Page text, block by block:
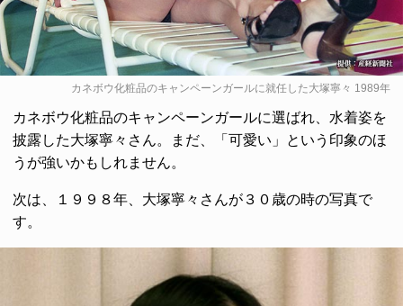
カネボウ化粧品のキャンペーンガールに就任した大塚寧々 1989年
カネボウ化粧品のキャンペーンガールに選ばれ、水着姿を
披露した大塚寧々さん。まだ、「可愛い」という印象のほ
うが強いかもしれません。
次は、１９９８年、大塚寧々さんが３０歳の時の写真で
す。